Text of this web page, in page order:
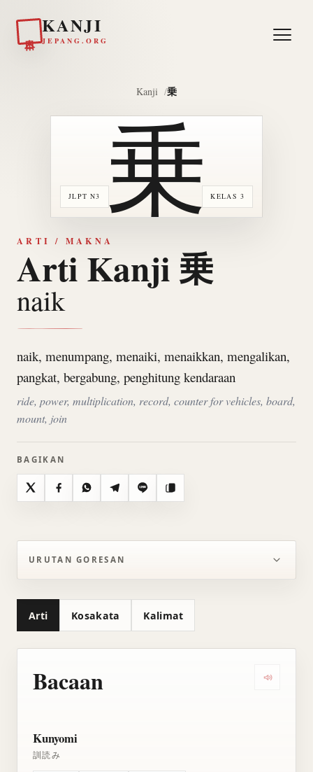
KANJI
JEPANG.ORG
Kanji 乗
JLPT N3 KELAS 3
乗
ARTI / MAKNA
Arti Kanji 乗
naik
naik, menumpang, menaiki, menaikkan, mengalikan,
pangkat, bergabung, penghitung kendaraan
ride, power, multiplication, record, counter for vehicles, board,
mount, join
BAGIKAN
X FacebookWhatsAppTelegramLine Salin
URUTAN GORESAN
Arti Kosakata Kalimat
Bacaan
Kunyomi
訓読み